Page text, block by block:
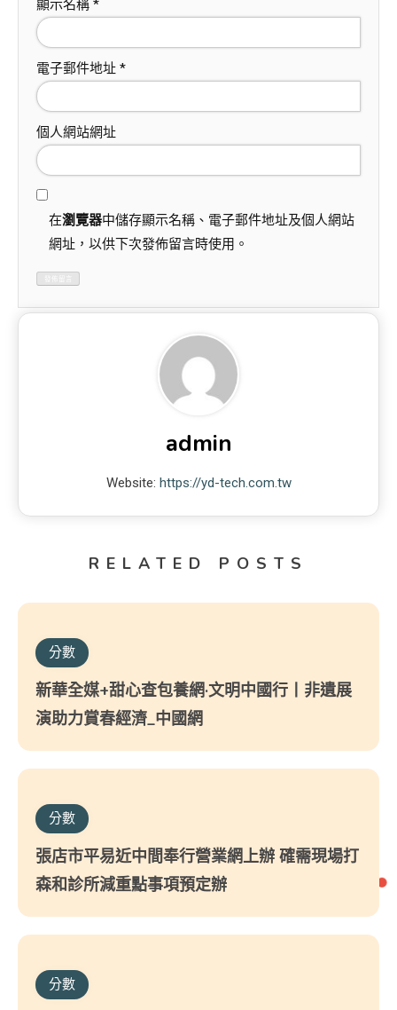
顯示名稱 *
電子郵件地址 *
個人網站網址
在瀏覽器中儲存顯示名稱、電子郵件地址及個人網站
網址，以供下次發佈留言時使用。
admin
Website: https://yd-tech.com.tw
RELATED POSTS
分數
新華全媒+甜心查包養網·文明中國行丨非遺展
演助力賞春經濟_中國網
分數
張店市平易近中間奉行營業網上辦 確需現場打
森和診所減重點事項預定辦
分數